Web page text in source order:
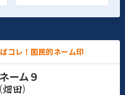
コレ！国民的ネーム印
ネーム９
(
)